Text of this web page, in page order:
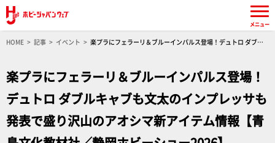
HOME 記事 イベント
楽プラにフェラーリ＆ブルーインパルス登場！デュトロ ダブル
楽プラにフェラーリ＆ブルーインパルス登場！
デュトロ ダブルキャブも文太のインプレッサも
発表で盛り沢山のアオシマ新アイテム情報【青
メニュー